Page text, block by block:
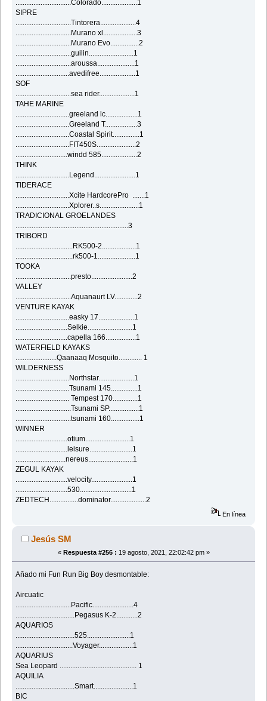
...............................Colorado....................1
SIPRE
...............................Tintorera....................4
...............................Murano xl...................3
...............................Murano Evo................2
...............................guilin.........................1
...............................aroussa.....................1
..............................avedifree....................1
SOF
...............................sea rider....................1
TAHE MARINE
..............................greeland lc..................1
..............................Greeland T..................3
..............................Coastal Spirit...............1
..............................FIT450S......................2
.............................windd 585....................2
THINK
..............................Legend.......................1
TIDERACE
..............................Xcite HardcorePro .......1
..............................Xplorer..s......................1
TRADICIONAL GROELANDES
...............................................................3
TRIBORD
................................RK500-2...................1
................................rk500-1.....................1
TOOKA
...............................presto.......................2
VALLEY
...............................Aquanaurt LV.............2
VENTURE KAYAK
..............................easky 17....................1
.............................Selkie.........................1
.............................capella 166.................1
WATERFIELD KAYAKS
.......................Qaanaaq Mosquito............. 1
WILDERNESS
..............................Northstar....................1
..............................Tsunami 145...............1
.............................. Tempest 170..............1
...............................Tsunami SP.................1
...............................tsunami 160................1
WINNER
.............................otium.........................1
.............................leisure........................1
............................nereus.........................1
ZEGUL KAYAK
.............................velocity.......................1
.............................530.............................1
ZEDTECH................dominator....................2
En línea
Jesús SM
« Respuesta #256 : 19 agosto, 2021, 22:02:42 pm »
Añado mi Fun Run Big Boy desmontable:
Aircuatic
...............................Pacific.......................4
.................................Pegasus K-2............2
AQUARIOS
.................................525........................1
................................Voyager...................1
AQUARIUS
Sea Leopard ........................................... 1
AQUILIA
.................................Smart......................1
BIC